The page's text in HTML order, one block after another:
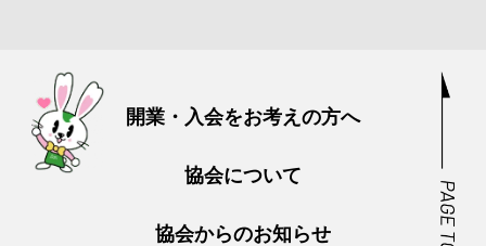
開業・入会をお考えの方へ
協会について
協会からのお知らせ